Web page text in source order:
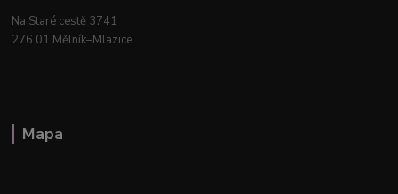
Na Staré cestě 3741
276 01 Mělník–Mlazice
Mapa